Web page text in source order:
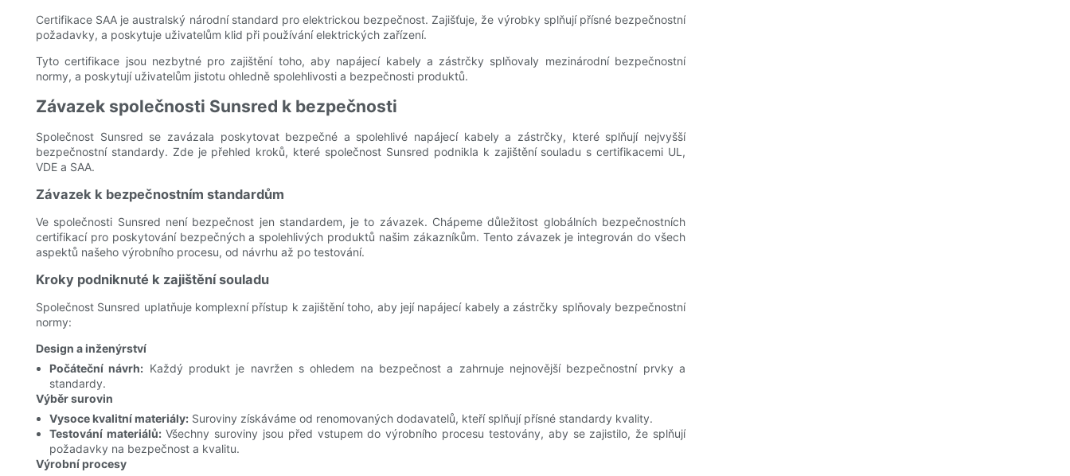
Certifikace SAA je australský národní standard pro elektrickou bezpečnost. Zajišťuje, že výrobky splňují přísné bezpečnostní
požadavky, a poskytuje uživatelům klid při používání elektrických zařízení.
Tyto certifikace jsou nezbytné pro zajištění toho, aby napájecí kabely a zástrčky splňovaly mezinárodní bezpečnostní
normy, a poskytují uživatelům jistotu ohledně spolehlivosti a bezpečnosti produktů.
Závazek společnosti Sunsred k bezpečnosti
Společnost Sunsred se zavázala poskytovat bezpečné a spolehlivé napájecí kabely a zástrčky, které splňují nejvyšší
bezpečnostní standardy. Zde je přehled kroků, které společnost Sunsred podnikla k zajištění souladu s certifikacemi UL,
VDE a SAA.
Závazek k bezpečnostním standardům
Ve společnosti Sunsred není bezpečnost jen standardem, je to závazek. Chápeme důležitost globálních bezpečnostních
certifikací pro poskytování bezpečných a spolehlivých produktů našim zákazníkům. Tento závazek je integrován do všech
aspektů našeho výrobního procesu, od návrhu až po testování.
Kroky podniknuté k zajištění souladu
Společnost Sunsred uplatňuje komplexní přístup k zajištění toho, aby její napájecí kabely a zástrčky splňovaly bezpečnostní
normy:
Design a inženýrství
Počáteční návrh: Každý produkt je navržen s ohledem na bezpečnost a zahrnuje nejnovější bezpečnostní prvky a
standardy.
Výběr surovin
Vysoce kvalitní materiály:Suroviny získáváme od renomovaných dodavatelů, kteří splňují přísné standardy kvality.
Testování materiálů:Všechny suroviny jsou před vstupem do výrobního procesu testovány, aby se zajistilo, že splňují
požadavky na bezpečnost a kvalitu.
Výrobní procesy